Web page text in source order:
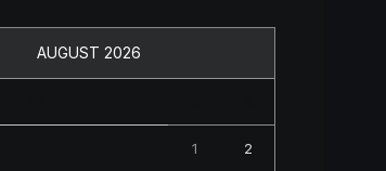
AUGUST 2026
1 2